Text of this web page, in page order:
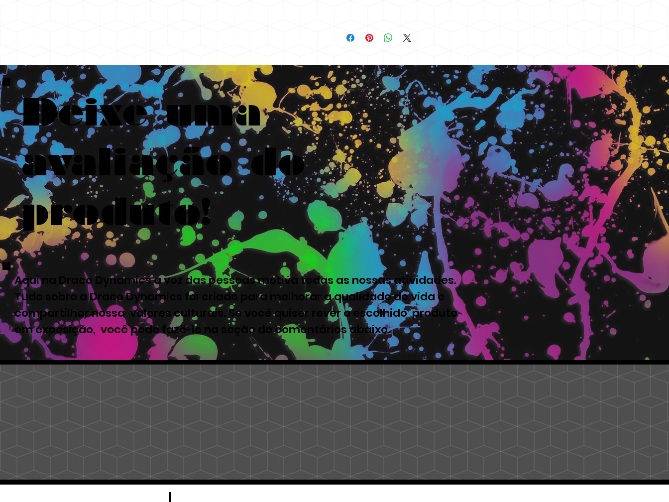
Deixe uma
avaliação do
produto!
Aqui na Draco Dynamics a voz das pessoas motiva todas as nossas atividades.
Tudo sobre a Draco Dynamics foi criado para melhorar a qualidade de vida e
compartilhar nossa valores culturais. Se você quiser rever o escolhido produto
em exposição, você pode fazê-lo na seção de comentários abaixo.